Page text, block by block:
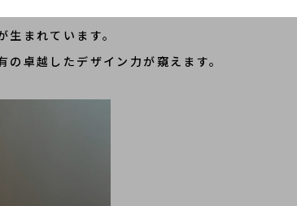
まれています。
の卓越したデザイン力が窺えます。